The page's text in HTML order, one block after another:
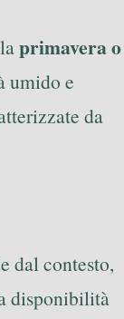
primavera o
umido e
da
dal contesto,
disponibilità